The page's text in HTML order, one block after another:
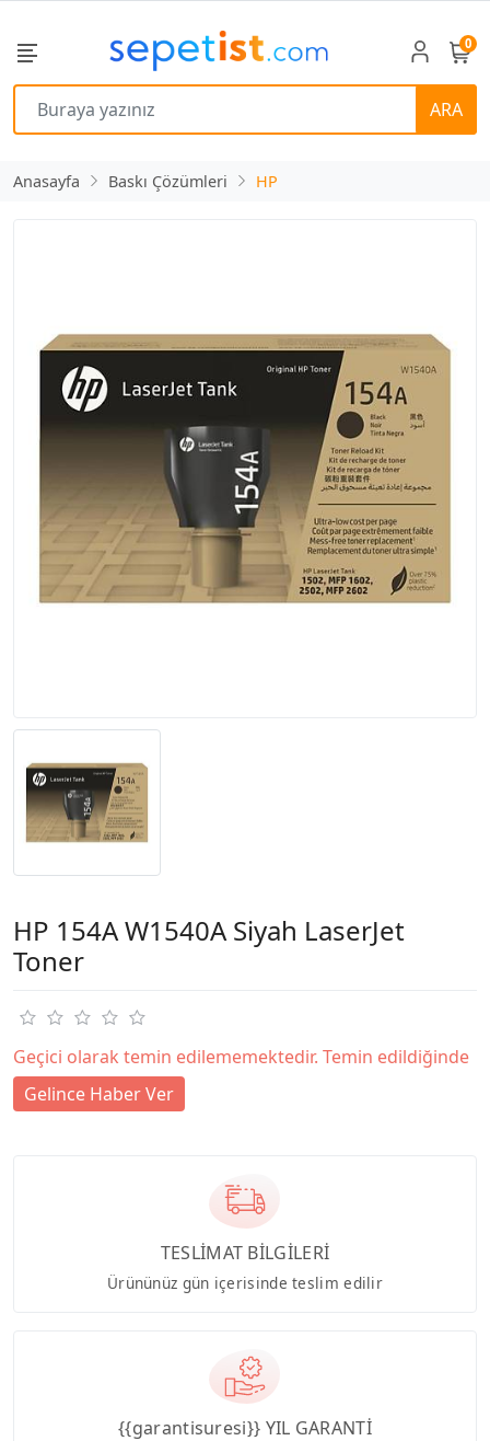
ARA
0
Anasayfa Baskı Çözümleri HP
HP 154A W1540A Siyah LaserJet
Toner
Geçici olarak temin edilememektedir. Temin edildiğinde
Gelince Haber Ver
TESLİMAT BİLGİLERİ
Ürününüz gün içerisinde teslim edilir
{{garantisuresi}} YIL GARANTİ